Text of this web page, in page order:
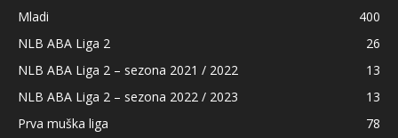
Mladi
400
NLB ABA Liga 2
26
NLB ABA Liga 2 – sezona 2021 / 2022
13
NLB ABA Liga 2 – sezona 2022 / 2023
13
Prva muška liga
78